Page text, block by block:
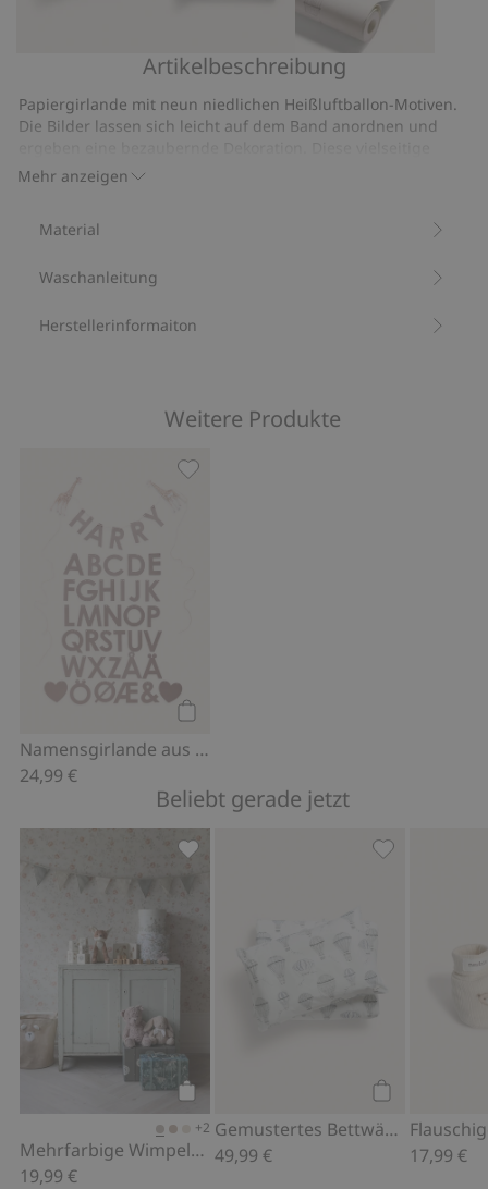
Bettwäsche-
Set
Gemustertes
Bettwäsche-
Set
Tapete
Artikelbeschreibung
Mehr anzeigen
Papiergirlande mit neun niedlichen Heißluftballon-Motiven.
Die Bilder lassen sich leicht auf dem Band anordnen und
Girlande eignet sich perfekt als Dekoration im Kinderzimmer
und verleiht auch Babypartys oder anderen Feiern einen
Artikelnummer
Material
Waschanleitung
Herstellerinformaiton
Weitere Produkte
Namensgirlande aus Papier
24,99 €
Beliebt gerade jetzt
Kaufen
+2
Mehrfarbige Wimpelgirlande
19,99 €
Gemustertes Bettwäsche-Set 80x100
49,99 €
17,99 €